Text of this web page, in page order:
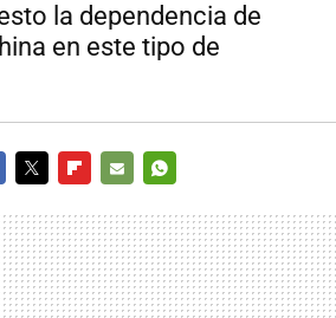
la dependencia de
en este tipo de
MAIL